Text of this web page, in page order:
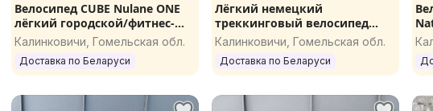
Велосипед CUBE Nulane ONE
лёгкий городской/фитнес-
гибрид с карбоновой вилкой
рама 50 см 28''
Калинковичи, Гомельская обл.
Доставка по Беларуси
Лёгкий немецкий
треккинговый велосипед
Kalkhoff Endeavour Lite XT
Калинковичи, Гомельская обл.
Доставка по Беларуси